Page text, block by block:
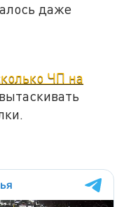
даже
ЧП на